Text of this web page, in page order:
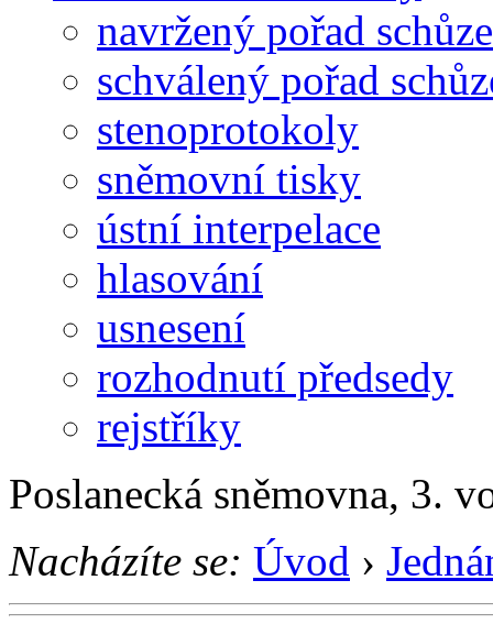
navržený pořad schůze
schválený pořad
stenoprotokoly
sněmovní tisky
ústní interpelace
hlasování
usnesení
rozhodnutí předsedy
rejstříky
Poslanecká sněmovna, 3.
Nacházíte se: Úvod ›